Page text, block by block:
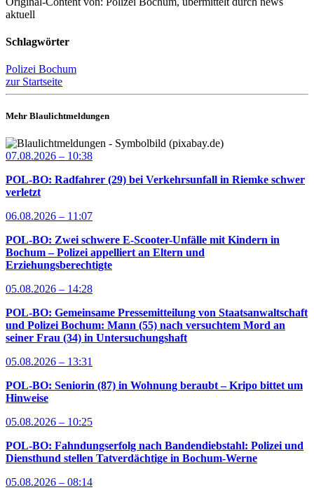
aktuell
Schlagwörter
Polizei Bochum
zur Startseite
Mehr Blaulichtmeldungen
07.08.2026 – 10:38
POL-BO: Radfahrer (29) bei Verkehrsunfall in Riemke schwer
verletzt
06.08.2026 – 11:07
POL-BO: Zwei schwere E-Scooter-Unfälle mit Kindern in
Bochum – Polizei appelliert an Eltern und
Erziehungsberechtigte
05.08.2026 – 14:28
POL-BO: Gemeinsame Pressemitteilung von Staatsanwaltschaft
und Polizei Bochum: Mann (55) nach versuchtem Mord an
seiner Frau (34) in Untersuchungshaft
05.08.2026 – 13:31
POL-BO: Seniorin (87) in Wohnung beraubt – Kripo bittet um
Hinweise
05.08.2026 – 10:25
POL-BO: Fahndungserfolg nach Bandendiebstahl: Polizei und
Diensthund stellen Tatverdächtige in Bochum-Werne
05.08.2026 – 08:14